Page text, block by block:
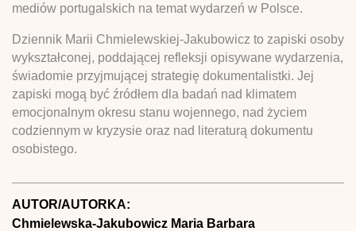
mediów portugalskich na temat wydarzeń w Polsce.
Dziennik Marii Chmielewskiej-Jakubowicz to zapiski osoby
wykształconej, poddającej refleksji opisywane wydarzenia,
świadomie przyjmującej strategię dokumentalistki. Jej
zapiski mogą być źródłem dla badań nad klimatem
emocjonalnym okresu stanu wojennego, nad życiem
codziennym w kryzysie oraz nad literaturą dokumentu
osobistego.
AUTOR/AUTORKA:
Chmielewska-Jakubowicz Maria Barbara